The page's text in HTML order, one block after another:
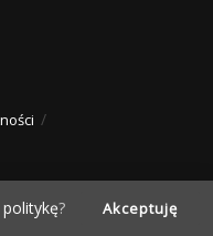
politykę? Akceptuję